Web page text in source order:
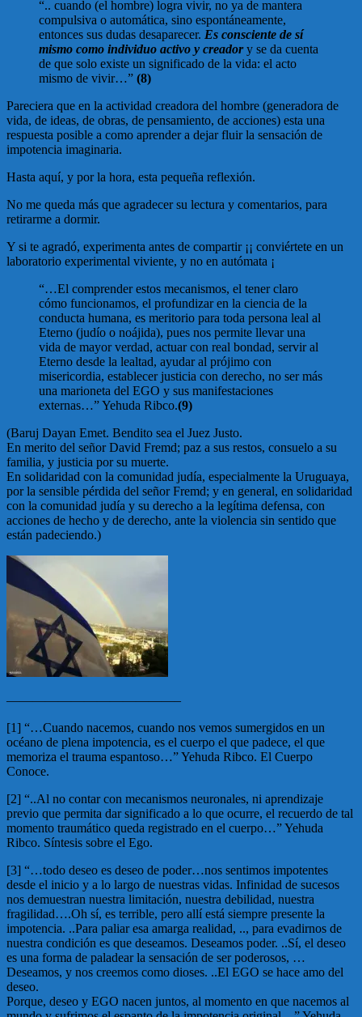
“.. cuando (el hombre) logra vivir, no ya de mantera
compulsiva o automática, sino espontáneamente,
entonces sus dudas desaparecer. Es consciente de sí
mismo como individuo activo y creadory se da cuenta
de que solo existe un significado de la vida: el acto
mismo de vivir…” (8)
Pareciera que en la actividad creadora del hombre (generadora de
vida, de ideas, de obras, de pensamiento, de acciones) esta una
respuesta posible a como aprender a dejar fluir la sensación de
impotencia imaginaria.
Hasta aquí, y por la hora, esta pequeña reflexión.
No me queda más que agradecer su lectura y comentarios, para
retirarme a dormir.
Y si te agradó, experimenta antes de compartir ¡¡ conviértete en un
laboratorio experimental viviente, y no en autómata ¡
“…El comprender estos mecanismos, el tener claro
cómo funcionamos, el profundizar en la ciencia de la
conducta humana, es meritorio para toda persona leal al
Eterno (judío o noájida), pues nos permite llevar una
vida de mayor verdad, actuar con real bondad, servir al
Eterno desde la lealtad, ayudar al prójimo con
misericordia, establecer justicia con derecho, no ser más
una marioneta del EGO y sus manifestaciones
externas…” Yehuda Ribco.(9)
(Baruj Dayan Emet. Bendito sea el Juez Justo.
En merito del señor David Fremd; paz a sus restos, consuelo a su
familia, y justicia por su muerte.
En solidaridad con la comunidad judía, especialmente la Uruguaya,
por la sensible pérdida del señor Fremd; y en general, en solidaridad
con la comunidad judía y su derecho a la legítima defensa, con
acciones de hecho y de derecho, ante la violencia sin sentido que
están padeciendo.)
—————————————–
[1] “…Cuando nacemos, cuando nos vemos sumergidos en un
océano de plena impotencia, es el cuerpo el que padece, el que
memoriza el trauma espantoso…” Yehuda Ribco. El Cuerpo
Conoce.
[2] “..Al no contar con mecanismos neuronales, ni aprendizaje
previo que permita dar significado a lo que ocurre, el recuerdo de tal
momento traumático queda registrado en el cuerpo…” Yehuda
Ribco. Síntesis sobre el Ego.
[3] “…todo deseo es deseo de poder…nos sentimos impotentes
desde el inicio y a lo largo de nuestras vidas. Infinidad de sucesos
nos demuestran nuestra limitación, nuestra debilidad, nuestra
fragilidad….Oh sí, es terrible, pero allí está siempre presente la
impotencia. ..Para paliar esa amarga realidad, .., para evadirnos de
nuestra condición es que deseamos. Deseamos poder. ..Sí, el deseo
es una forma de paladear la sensación de ser poderosos, …
Deseamos, y nos creemos como dioses. ..El EGO se hace amo del
deseo.
Porque, deseo y EGO nacen juntos, al momento en que nacemos al